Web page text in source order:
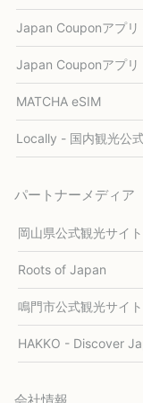
Japan Couponアプリ
Japan Couponアプ
MATCHA eSIM
Locally - 国内観光公
パートナーメディア
岡山県公式観光サイト
Roots of Japan
鳴門市公式観光サイト
HAKKO - Discover